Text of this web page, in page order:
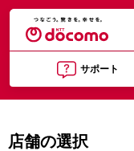
サポート
店舗の選択